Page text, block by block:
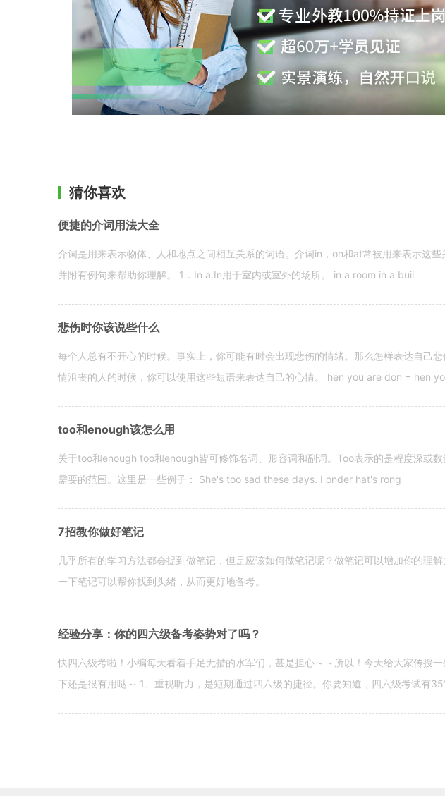
猜你喜欢
便捷的介词用法大全
介词是用来表示物体、人和地点之间相互关系的词语。介词in，on和at常被用来表示这些
并附有例句来帮助你理解。 1．In a.In用于室内或室外的场所。 in a room in a buil
悲伤时你该说些什么
每个人总有不开心的时候。事实上，你可能有时会出现悲伤的情绪。那么怎样表达自己
情沮丧的人的时候，你可以使用这些短语来表达自己的心情。 hen you are don = hen
too和enough该怎么用
关于too和enough too和enough皆可修饰名词、形容词和副词。Too表示的是程度深或
需要的范围。这里是一些例子： She's too sad these days. I onder hat's rong
7招教你做好笔记
几乎所有的学习方法都会提到做笔记，但是应该如何做笔记呢？做笔记可以增加你的理
一下笔记可以帮你找到头绪，从而更好地备考。
经验分享：你的四六级备考姿势对了吗？
快四六级考啦！小编每天看着手足无措的水军们，甚是担心～～所以！今天给大家传授
下还是很有用哒～ 1、重视听力，是短期通过四六级的捷径。你要知道，四六级考试有